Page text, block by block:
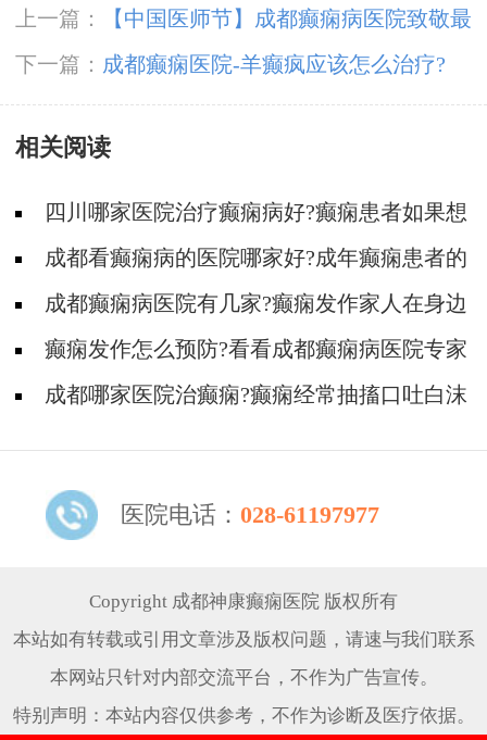
上一篇：
【中国医师节】成都癫痫病医院致敬最
美“医”瞬间，祝所有平凡而伟大的医师们节日快
乐！
下一篇： 成都癫痫医院-羊癫疯应该怎么治疗?
相关阅读
四川哪家医院治疗癫痫病好?癫痫患者如果想
要宝宝需要准备什么?
成都看癫痫病的医院哪家好?成年癫痫患者的
病因有哪些?
成都癫痫病医院有几家?癫痫发作家人在身边
应该怎么做?
癫痫发作怎么预防?看看成都癫痫病医院专家
的介绍成都哪家医院治癫痫?癫痫经常抽搐口吐白沫
医院电话： 028-61197977
Copyright 成都神康癫痫医院 版权所有
本站如有转载或引用文章涉及版权问题，请速与我们联系
本网站只针对内部交流平台，不作为广告宣传。
特别声明：本站内容仅供参考，不作为诊断及医疗依据。